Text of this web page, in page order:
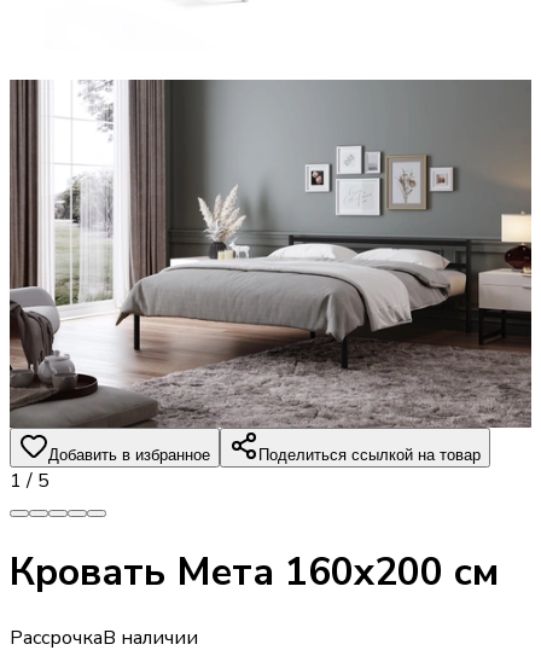
Добавить в избранное Поделиться ссылкой на товар
1 / 5
Кровать Мета 160х200 см
РассрочкаВ наличии